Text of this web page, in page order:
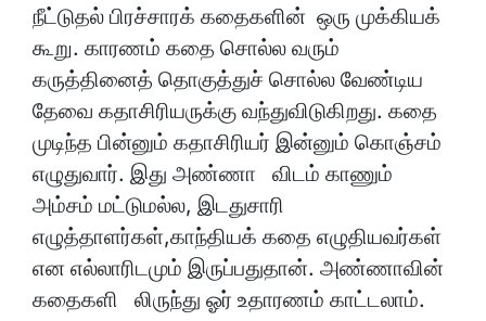
நீட்டுதல் பிரச்சாரக் கதைகளின் ஒரு முக்கியக்
கூறு. காரணம் கதை சொல்ல வரும்
கருத்தினைத் தொகுத்துச் சொல்ல வேண்டிய
தேவை கதாசிரியருக்கு வந்துவிடுகிறது. கதை
முடிந்த பின்னும் கதாசிரியர் இன்னும் கொஞ்சம்
எழுதுவார். இது அண்ணா விடம் காணும்
அம்சம் மட்டுமல்ல, இடதுசாரி
எழுத்தாளர்கள்,காந்தியக் கதை எழுதியவர்கள்
என எல்லாரிடமும் இருப்பதுதான். அண்ணாவின்
கதைகளி லிருந்து ஓர் உதாரணம் காட்டலாம்.